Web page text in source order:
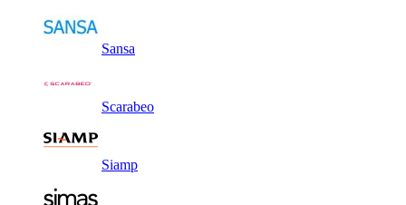
Sansa
Scarabeo
Siamp